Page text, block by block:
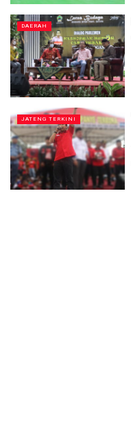
DAERAH
JATENG TERKINI